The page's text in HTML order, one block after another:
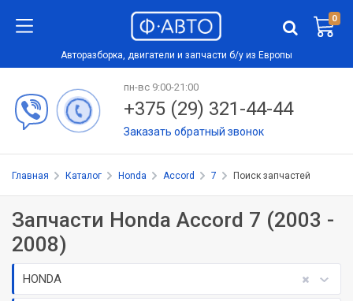
0
Авторазборка, двигатели и запчасти б/у из Европы
пн-вс 9:00-21:00
+375 (29) 321-44-44
Заказать обратный звонок
Главная Каталог Honda Accord 7 Поиск запчастей
Запчасти Honda Accord 7 (2003 -
2008)
HONDA